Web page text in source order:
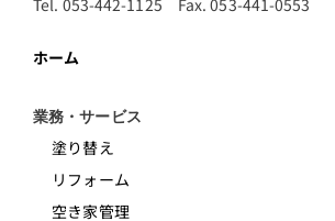
ホーム
業務・サービス
塗り替え
リフォーム
空き家管理